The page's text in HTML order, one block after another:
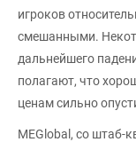
игроков
смешанными.
дальнейшего
полагают, что
ценам сильно
MEGlobal, со штаб-